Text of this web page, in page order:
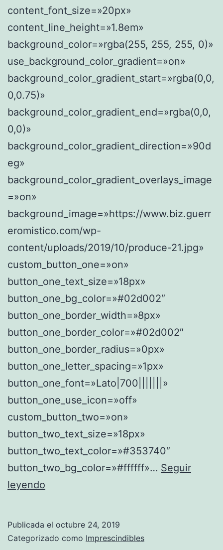
content_font_size=»20px»
content_line_height=»1.8em»
background_color=»rgba(255, 255, 255, 0)»
use_background_color_gradient=»on»
background_color_gradient_start=»rgba(0,0,
0,0.75)»
background_color_gradient_end=»rgba(0,0,
0,0)»
background_color_gradient_direction=»90d
eg»
background_color_gradient_overlays_image
=»on»
background_image=»https://www.biz.guerr
eromistico.com/wp-
content/uploads/2019/10/produce-21.jpg»
custom_button_one=»on»
button_one_text_size=»18px»
button_one_bg_color=»#02d002″
button_one_border_width=»8px»
button_one_border_color=»#02d002″
button_one_border_radius=»0px»
button_one_letter_spacing=»1px»
button_one_font=»Lato|700|||||||»
button_one_use_icon=»off»
custom_button_two=»on»
button_two_text_size=»18px»
button_two_text_color=»#353740″
button_two_bg_color=»#ffffff»… Seguir
leyendo
a
Publicada el octubre 24, 2019
Categorizado como Imprescindibles